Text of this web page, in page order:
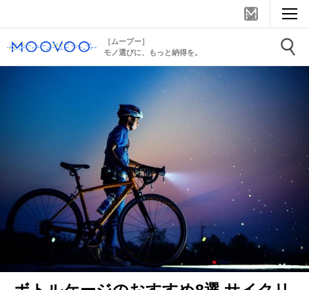
［ムーブー］
モノ選びに、もっと納得を。